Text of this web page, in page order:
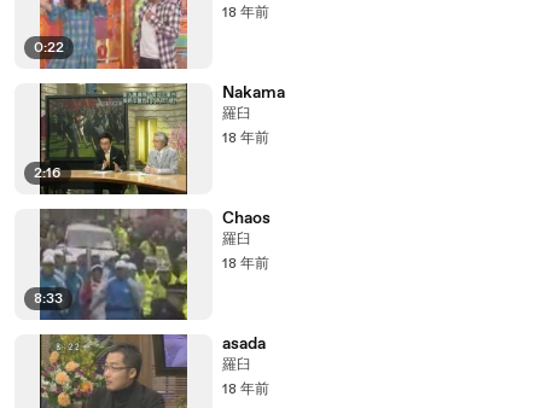
0:22
18 年前
2:16
Nakama
羅臼
18 年前
8:33
Chaos
羅臼
18 年前
asada
羅臼
18 年前